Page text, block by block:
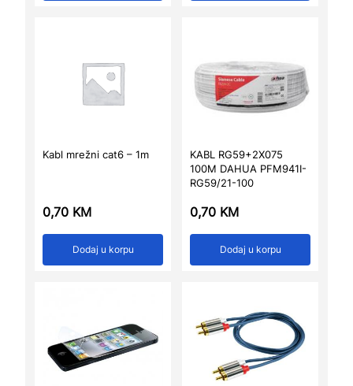
Kabl mrežni cat6 – 1m
0,70 KM
Dodaj u korpu
KABL RG59+2X075
100M DAHUA PFM941I-
RG59/21-100
0,70 KM
Dodaj u korpu